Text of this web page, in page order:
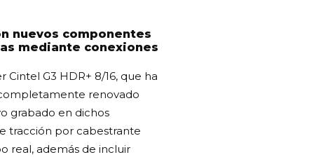
nuevos componentes
mediante conexiones
G3 HDR+ 8/16, que ha
renovado
grabado en dichos
tracción por cabestrante
real, además de incluir